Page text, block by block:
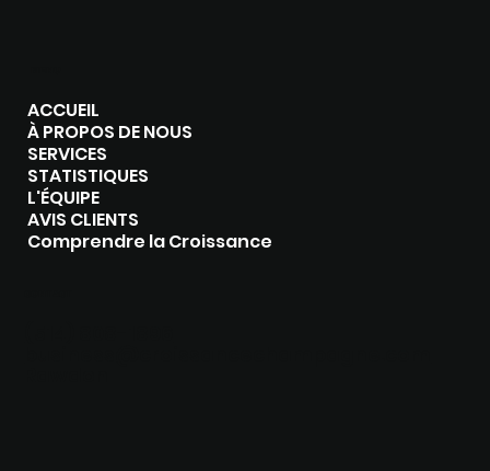
ACCUEIL
À PROPOS DE NOUS
SERVICES
STATISTIQUES
L'ÉQUIPE
AVIS CLIENTS
Comprendre la Croissance